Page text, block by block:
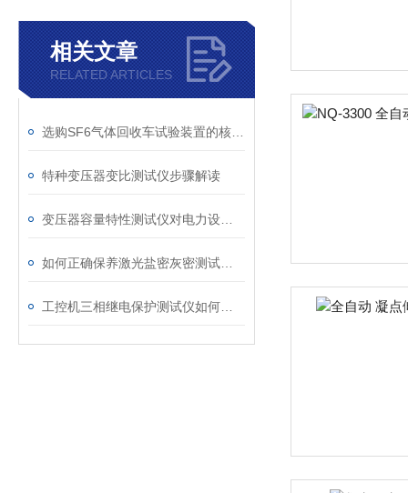
相关文章
RELATED ARTICLES
特种变压器变比测试仪步骤解读